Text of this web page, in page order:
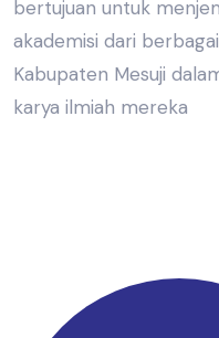
bertujuan untuk
akademisi dari
Kabupaten Mesuji
karya ilmiah mereka